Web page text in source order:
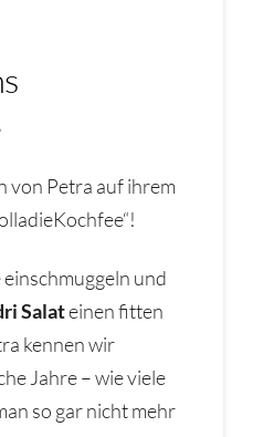
von Petra auf ihrem
und
Salateinen fitten
kennen wir
Jahre – wie viele
so gar nicht mehr